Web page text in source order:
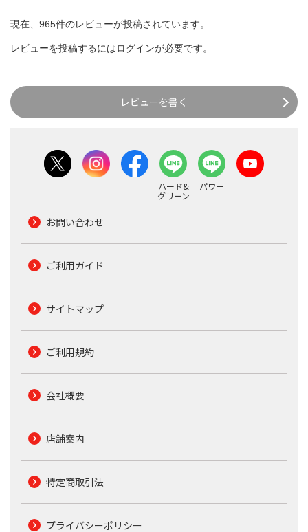
現在、965件のレビューが投稿されています。
レビューを投稿するにはログインが必要です。
レビューを書く
ハード&
グリーン
パワー
お問い合わせ
ご利用ガイド
サイトマップ
ご利用規約
会社概要
店舗案内
特定商取引法
プライバシーポリシー